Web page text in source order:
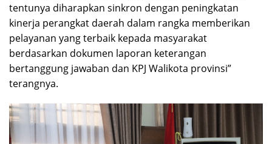
tentunya diharapkan sinkron dengan peningkatan
kinerja perangkat daerah dalam rangka memberikan
pelayanan yang terbaik kepada masyarakat
berdasarkan dokumen laporan keterangan
bertanggung jawaban dan KPJ Walikota provinsi”
terangnya.